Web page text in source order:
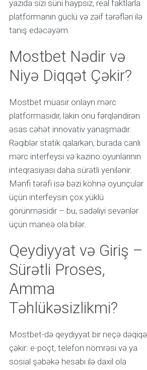
yazıda sizi süni haypsız, real faktlarla
platformanın güclü və zəif tərəfləri ilə
tanış edəcəyəm.
Mostbet Nədir və
Niyə Diqqət Çəkir?
Mostbet müasir onlayn mərc
platformasıdır, lakin onu fərqləndirən
əsas cəhət innovativ yanaşmadır.
Rəqiblər statik qalarkən, burada canlı
mərc interfeysi və kazino oyunlarının
inteqrasiyası daha sürətli yenilənir.
Mənfi tərəfi isə bəzi köhnə oyunçular
üçün interfeysin çox yüklü
görünməsidir – bu, sadəliyi sevənlər
üçün maneə ola bilər.
Qeydiyyat və Giriş –
Sürətli Proses,
Amma
Təhlükəsizlikmi?
Mostbet-də qeydiyyat bir neçə dəqiqə
çəkir: e-poçt, telefon nömrəsi və ya
sosial şəbəkə hesabı ilə daxil ola